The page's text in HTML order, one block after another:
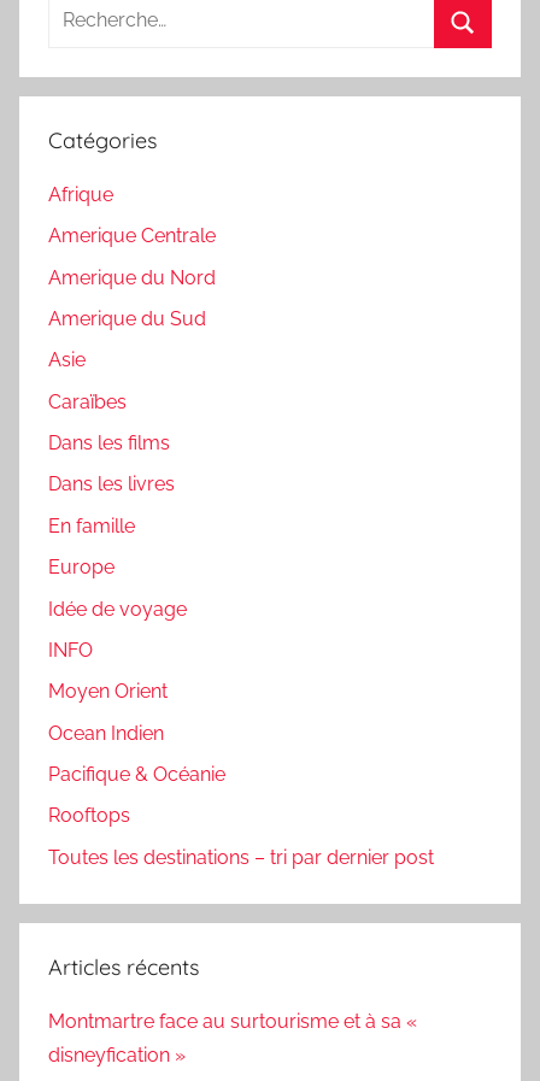
Recherche
:
Catégories
Afrique
Amerique Centrale
Amerique du Nord
Amerique du Sud
Asie
Caraïbes
Dans les films
Dans les livres
En famille
Europe
Idée de voyage
INFO
Moyen Orient
Ocean Indien
Pacifique & Océanie
Rooftops
Toutes les destinations – tri par dernier post
Articles récents
Montmartre face au surtourisme et à sa «
disneyfication »